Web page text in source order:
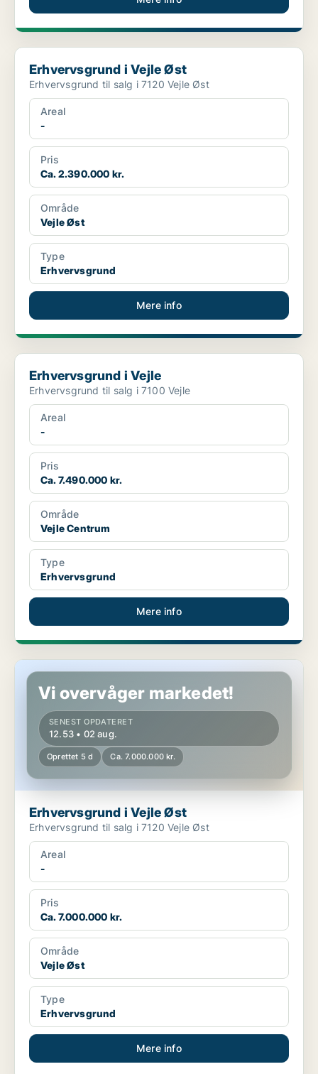
Erhvervsgrund i Vejle Øst
Erhvervsgrund i Vejle Øst
Erhvervsgrund til salg i 7120 Vejle Øst
Areal
-
Pris
Ca. 2.390.000 kr.
Område
Vejle Øst
Type
Erhvervsgrund
Mere info
Erhvervsgrund i Vejle
Erhvervsgrund i Vejle
Erhvervsgrund til salg i 7100 Vejle
Areal
-
Pris
Ca. 7.490.000 kr.
Område
Vejle Centrum
Type
Erhvervsgrund
Mere info
Erhvervsgrund i Vejle Øst
Vi overvåger markedet!
SENEST OPDATERET
12.53 • 02 aug.
Oprettet 5 d Ca. 7.000.000 kr.
Erhvervsgrund i Vejle Øst
Erhvervsgrund til salg i 7120 Vejle Øst
Areal
-
Pris
Ca. 7.000.000 kr.
Område
Vejle Øst
Type
Erhvervsgrund
Mere info